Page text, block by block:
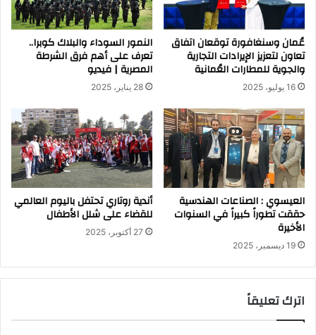
عُمان وسنغافورة توقعان اتفاق
تعاون لتعزيز الإيرادات التجارية
والجوية للمطارات العُمانية
16 يوليو، 2025
النمور السوداء والبلاك كوبرا..
تعرف على أهم فرق الشرطة
المصرية | فيديو
28 يناير، 2025
العيسوي : الصناعات الهندسية
حققت تطوراً كبيراً في السنوات
الأخيرة
19 ديسمبر، 2025
أندية روتاري تحتفل باليوم العالمي
للقضاء على شلل الأطفال
27 أكتوبر، 2025
اترك تعليقاً